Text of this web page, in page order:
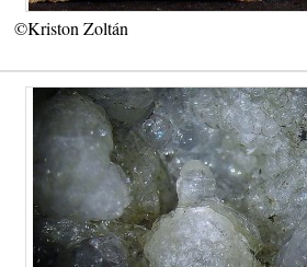
©Kriston Zoltán